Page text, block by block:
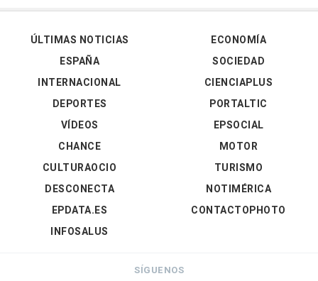
ÚLTIMAS NOTICIAS
ESPAÑA
INTERNACIONAL
DEPORTES
VÍDEOS
ECONOMÍA
SOCIEDAD
CIENCIAPLUS
PORTALTIC
EPSOCIAL
CHANCE
CULTURAOCIO
DESCONECTA
EPDATA.ES
INFOSALUS
MOTOR
TURISMO
NOTIMÉRICA
CONTACTOPHOTO
SÍGUENOS